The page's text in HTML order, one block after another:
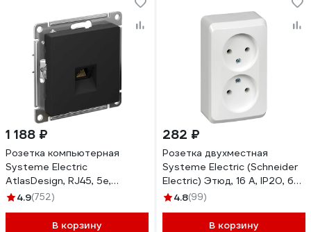
1 188 ₽
Розетка компьютерная
Systeme Electric
AtlasDesign, RJ45, 5e,
механизм, Карбон
4.9(752)
В корзину
282 ₽
Розетка двухместная
Systeme Electric (Schneider
Electric) Этюд, 16 А, IP20, без
заземления, белый PA16-
4.8(99)
В корзину